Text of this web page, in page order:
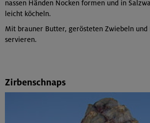
nassen Händen Nocken formen und in
leicht köcheln.
Mit brauner Butter, gerösteten Zwiebeln und
servieren.
Zirbenschnaps